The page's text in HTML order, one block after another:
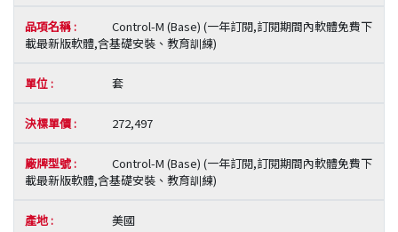
Control-M (Base) (一年訂閱,訂閱期間內軟體免費下
載最新版軟體,含基礎安裝、教育訓練)
套
272,497
Control-M (Base) (一年訂閱,訂閱期間內軟體免費下
載最新版軟體,含基礎安裝、教育訓練)
美國